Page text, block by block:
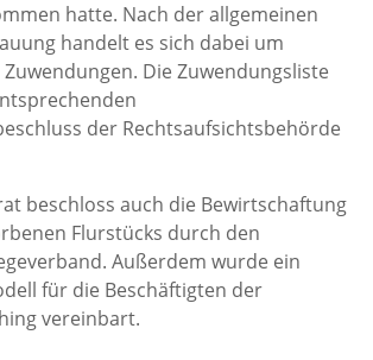
hatte. Nach der allgemeinen
handelt es sich dabei um
Die Zuwendungsliste
der Rechtsaufsichtsbehörde
beschloss auch die Bewirtschaftung
Flurstücks durch den
Außerdem wurde ein
für die Beschäftigten der
vereinbart.